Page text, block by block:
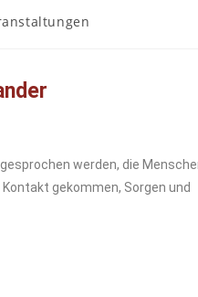
werden, die
gekommen, Sorgen und